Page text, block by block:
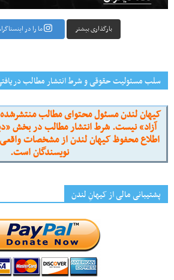
بارگذاری بیشتر ما را در
سلب مسئولیت حقوقی و شرط انتشار مطالب
کیهان لندن مسئول محتوای مطالب منتشرشده
آزاد» نیست. شرط انتشار مطالب در بخش
اطلاع محفوظ کیهان لندن از مشخصات
نویسندگان است.
پشتیبانی مالی از کیهانِ لندن